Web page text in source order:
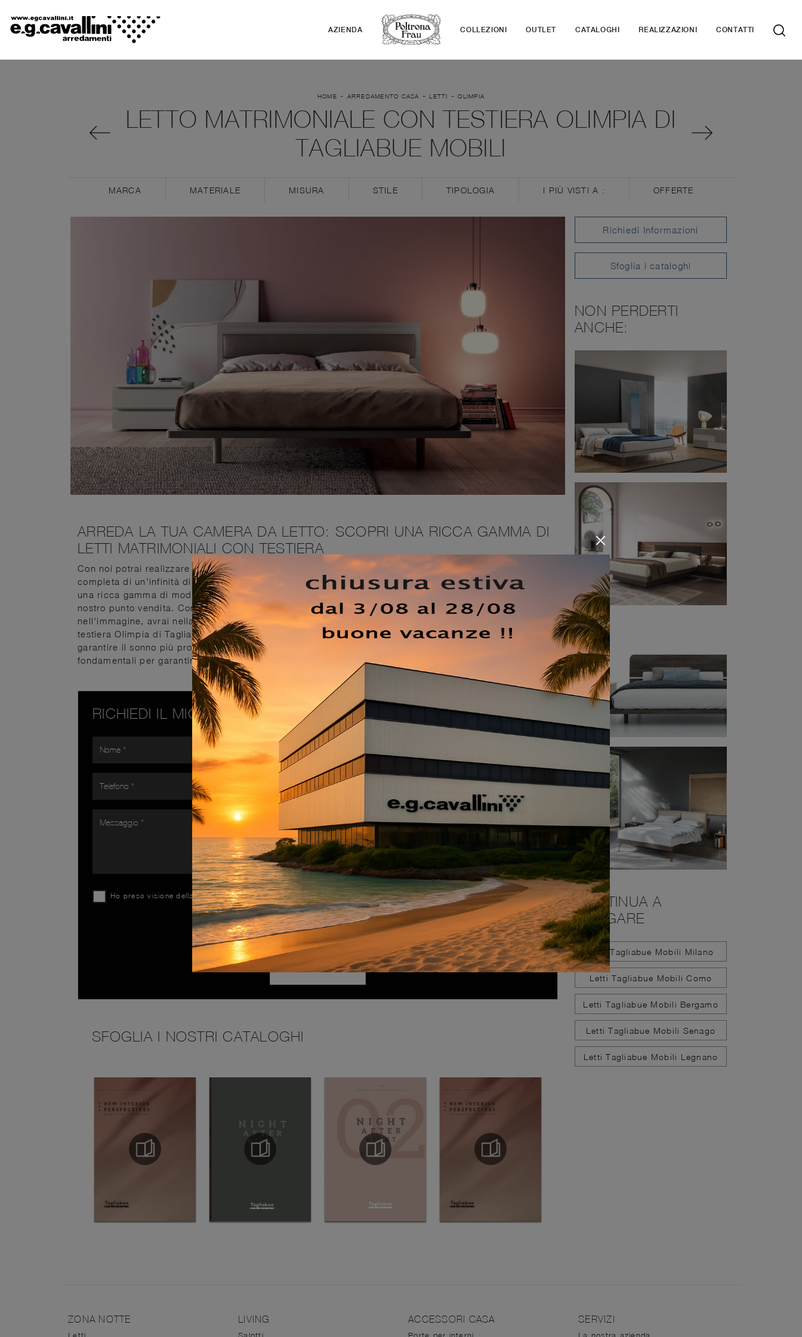
AZIENDA COLLEZIONI OUTLET CATALOGHI REALIZZAZIONI CONTATTI
HOME - ARREDAMENTO CASA -LETTI -OLIMPIA
LETTO MATRIMONIALE CON TESTIERA OLIMPIA DI
TAGLIABUE MOBILI
MARCA MATERIALE MISURA STILE TIPOLOGIA I PIÙ VISTI A : OFFERTE
ARREDA LA TUA CAMERA DA LETTO: SCOPRI UNA RICCA GAMMA DI
LETTI MATRIMONIALI CON TESTIERA
Con noi potrai realizzare la camera da letto proprio come l'avevi sognata, bella e funzionale nonché
completa di un'infinità di accessori moderni. Il noto e conosciuto brand è lo specialista del buon sonno:
una ricca gamma di modelli matrimoniali con testiera, anche realizzati in melaminico, ti aspetta nel
nostro punto vendita. Con i Letti matrimoniali in melaminico di Tagliabue Mobili, tra cui il modello
nell'immagine, avrai nella tua camera da letto un arredo bello e accogliente. Letto matrimoniale con
testiera Olimpia di Tagliabue Mobili: si rivelerà l'ideale per spazi moderni, è una proposta pensata per
garantire il sonno più profondo tutte le notti. I Letti sono i protagonisti di ogni zona notte, arredi
fondamentali per garantire un riposo sereno e rigenerante e il giusto supporto per la colonna vertebrale.
RICHIEDI IL MIGLIOR PREZZO
Ho preso visione dellaPrivacy Policy
INVIA
SFOGLIA I NOSTRI CATALOGHI
Richiedi Informazioni
Sfoglia i cataloghi
NON PERDERTI
ANCHE:
CONTINUA A
NAVIGARE
Letti Tagliabue Mobili Milano
Letti Tagliabue Mobili Como
Letti Tagliabue Mobili Bergamo
Letti Tagliabue Mobili Senago
Letti Tagliabue Mobili Legnano
ZONA NOTTE LIVING ACCESSORI CASA SERVIZI